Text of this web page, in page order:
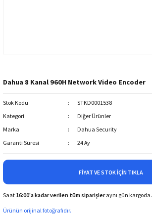
Dahua 8 Kanal 960H Network Video Encoder
Stok Kodu
STKD0001538
Kategori
Diğer Ürünler
Marka
Dahua Security
Garanti Süresi
24 Ay
FIYAT VE STOK İÇIN TIKLA
Saat 16:00'a kadar verilen tüm siparişleraynı gün kargoda.
Ürünün orijinal fotoğrafıdır.